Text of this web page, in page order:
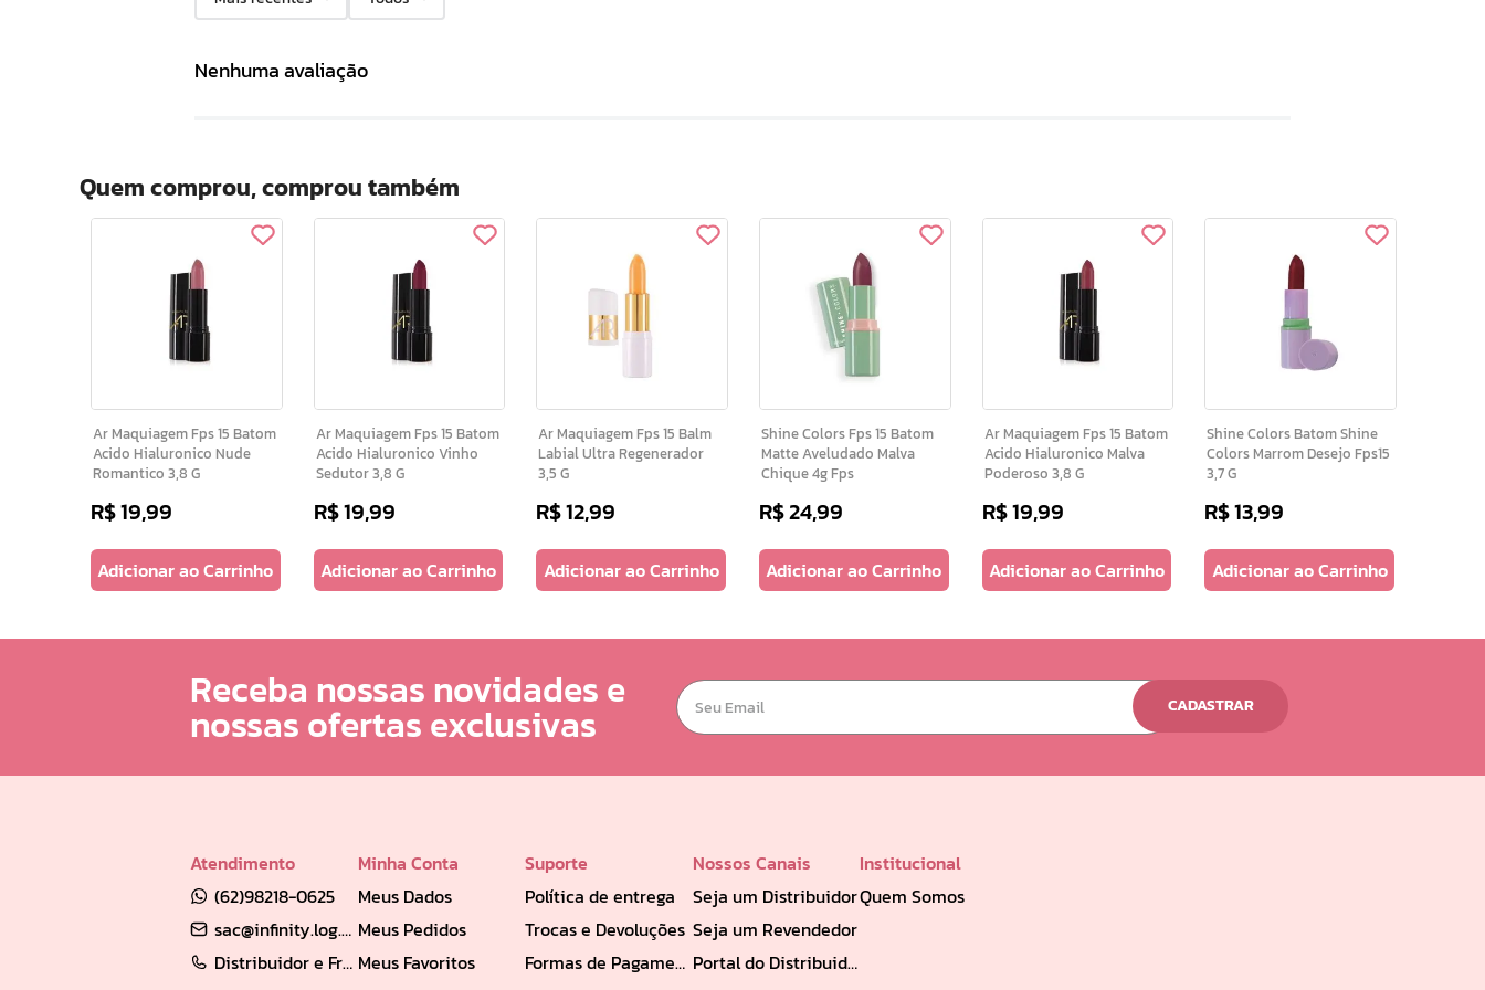
Nenhuma avaliação
Quem comprou, comprou também
Ar Maquiagem Fps 15 Batom
Acido Hialuronico Nude
Romantico 3,8 G
R$19,99
Adicionar ao Carrinho
Ar Maquiagem Fps 15 Batom
Acido Hialuronico Vinho
Sedutor 3,8 G
R$19,99
Adicionar ao Carrinho
Ar Maquiagem Fps 15 Balm
Labial Ultra Regenerador
3,5 G
R$12,99
Adicionar ao Carrinho
Shine Colors Fps 15 Batom
Matte Aveludado Malva
Chique 4g Fps
R$24,99
Adicionar ao Carrinho
Ar Maquiagem Fps 15 Batom
Acido Hialuronico Malva
Poderoso 3,8 G
R$19,99
Adicionar ao Carrinho
Shine Colors Batom Shine
Colors Marrom Desejo Fps15
3,7 G
R$13,99
Adicionar ao Carrinho
Receba nossas novidades e
nossas ofertas exclusivas CADASTRAR
Atendimento
(62)98218-0625
sac@infinity.log.br
Distribuidor e Franqueado: (62) 98189-0213
Minha Conta
Meus Dados
Meus Pedidos
Meus Favoritos
Suporte
Política de entrega
Trocas e Devoluções
Formas de Pagamento
Nossos Canais
Seja um Distribuidor
Seja um Revendedor
Portal do Distribuidor
Institucional
Quem Somos